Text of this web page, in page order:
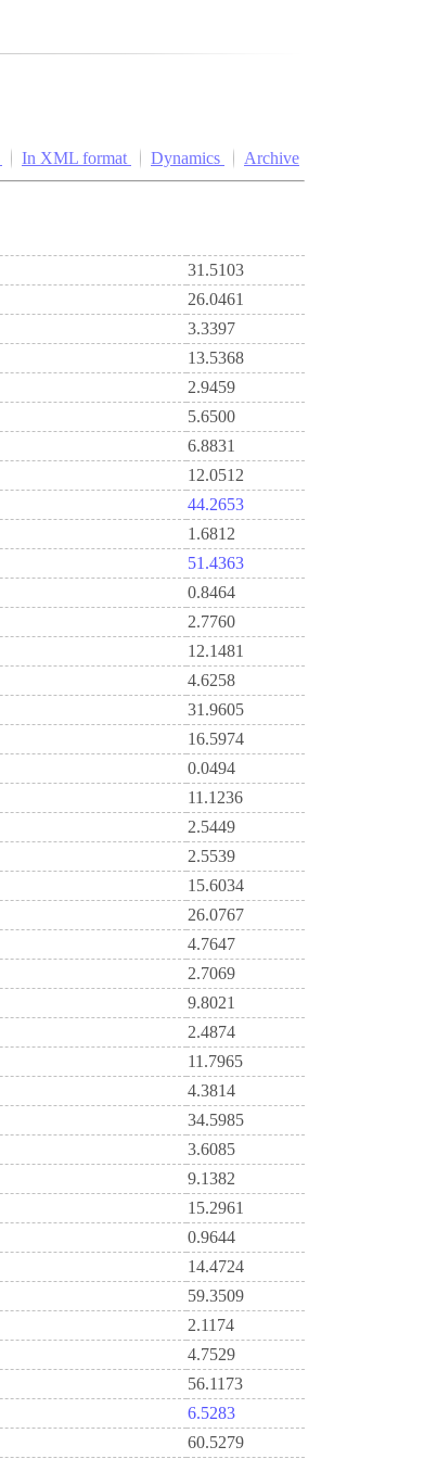
In XML format Dynamics Archive
31.5103
26.0461
3.3397
13.5368
2.9459
5.6500
6.8831
12.0512
44.2653
1.6812
51.4363
0.8464
2.7760
12.1481
4.6258
31.9605
16.5974
0.0494
11.1236
2.5449
2.5539
15.6034
26.0767
4.7647
2.7069
9.8021
2.4874
11.7965
4.3814
34.5985
3.6085
9.1382
15.2961
0.9644
14.4724
59.3509
2.1174
4.7529
56.1173
6.5283
60.5279